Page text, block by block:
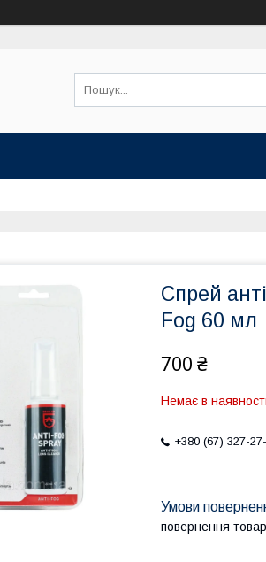
Спрей
Fog 60 мл
700 ₴
Немає в наявності
+380 (67) 327-
повернення